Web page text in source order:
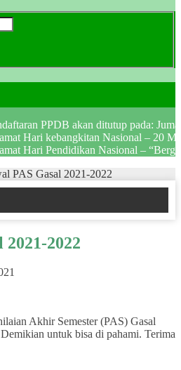
PPDB akan ditutup pada:
Hari kebangkitan Nasional – 20
Hari Pendidikan Nasional –
PAS Gasal 2021-2022
2021-2022
Akhir Semester (PAS) Gasal
untuk bisa di pahami. Terima